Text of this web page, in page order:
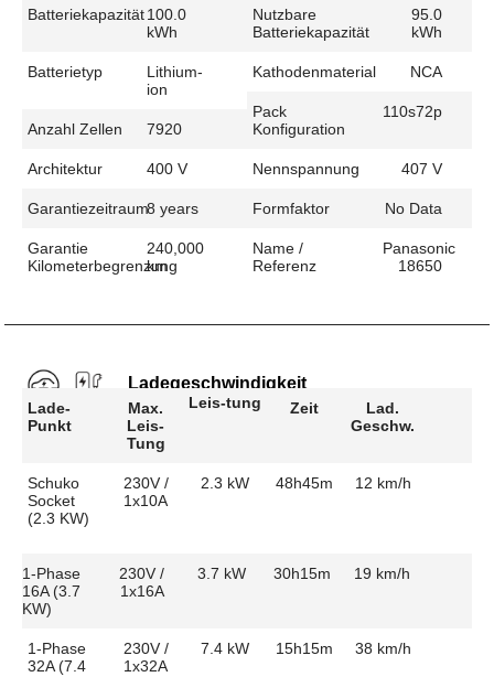
Batteriekapazität100.0
kWh
Batterietyp
Lithium-
ion
Anzahl Zellen 7920
Architektur 400 V
Garantiezeitraum8 years
Garantie
Kilometerbegrenzung
240,000
km
Nutzbare
Batteriekapazität
95.0
kWh
Kathodenmaterial NCA
Pack
Konfiguration
110s72p
Nennspannung 407 V
Formfaktor No Data
Name /
Referenz
Panasonic
18650
Ladegeschwindigkeit
Lade-
Punkt
Max.
Leis-
Tung
Leis-tung Zeit
Lad.
Geschw.
Schuko
Socket
(2.3 KW)
230V /
1x10A
2.3 kW 48h45m 12 km/h
1-Phase
16A (3.7
KW)
230V /
1x16A
3.7 kW 30h15m 19 km/h
1-Phase
32A (7.4
230V /
1x32A
7.4 kW 15h15m 38 km/h